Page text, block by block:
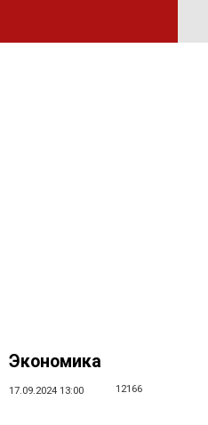
Экономика
17.09.2024 13:00 12166